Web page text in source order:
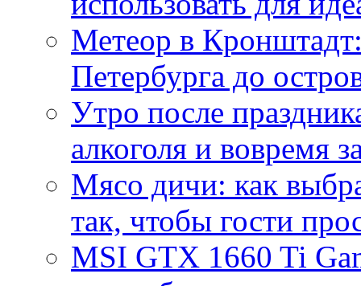
Метеор в
Петербурга до
Утро после
алкоголя и вовремя
Мясо дичи: как
так, чтобы гости
MSI GTX 1660 Ti